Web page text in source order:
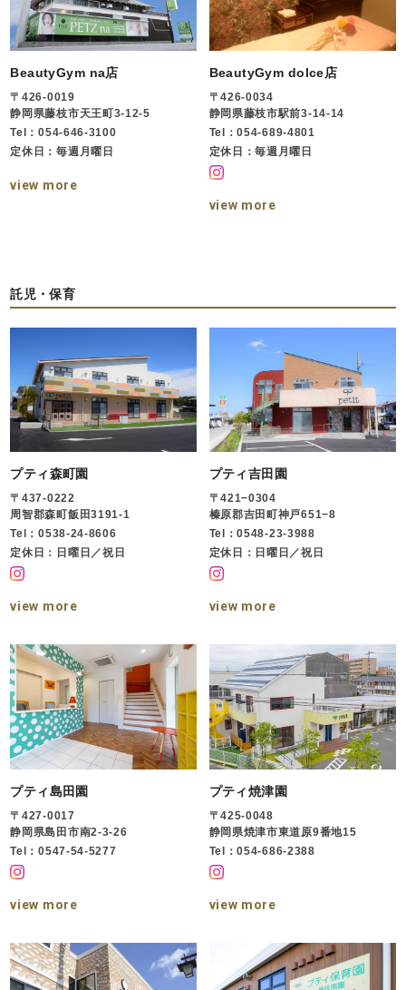
BeautyGym na店
〒426-0019
静岡県藤枝市天王町3-12-5
Tel：054-646-3100
定休日：毎週月曜日
view more
BeautyGym dolce店
〒426-0034
静岡県藤枝市駅前3-14-14
Tel：054-689-4801
定休日：毎週月曜日
view more
託児・保育
プティ森町園
〒437-0222
周智郡森町飯田3191-1
Tel：0538-24-8606
定休日：日曜日／祝日
view more
プティ吉田園
〒421−0304
榛原郡吉田町神戸651−8
Tel：0548-23-3988
定休日：日曜日／祝日
view more
プティ島田園
〒427-0017
静岡県島田市南2-3-26
Tel：0547-54-5277
view more
プティ焼津園
〒425-0048
静岡県焼津市東道原9番地15
Tel：054-686-2388
view more